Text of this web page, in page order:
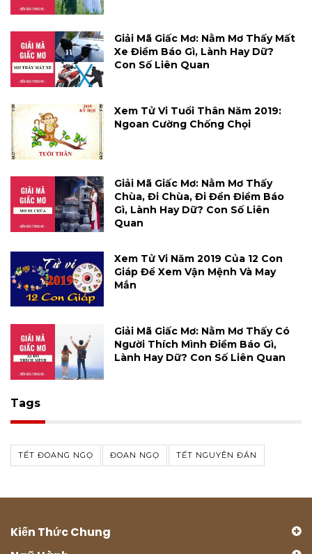
Giải Mã Giấc Mơ: Nằm Mơ Thấy Mất
Xe Điềm Báo Gì, Lành Hay Dữ?
Con Số Liên Quan
Xem Tử Vi Tuổi Thân Năm 2019:
Ngoan Cường Chống Chọi
Giải Mã Giấc Mơ: Nằm Mơ Thấy
Chùa, Đi Chùa, Đi Đền Điềm Báo
Gì, Lành Hay Dữ? Con Số Liên
Quan
Xem Tử Vi Năm 2019 Của 12 Con
Giáp Để Xem Vận Mệnh Và May
Mắn
Giải Mã Giấc Mơ: Nằm Mơ Thấy Có
Người Thích Mình Điềm Báo Gì,
Lành Hay Dữ? Con Số Liên Quan
Tags
TẾT ĐOANG NGỌ ĐOAN NGỌ TẾT NGUYÊN ĐÁN
Kiến Thức Chung